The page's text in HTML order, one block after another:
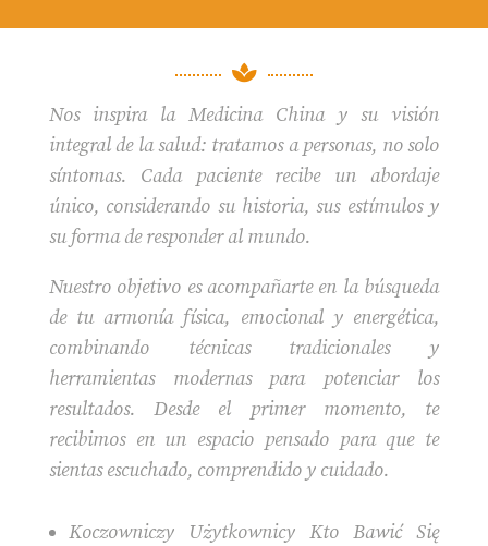

Nos inspira la Medicina China y su visión
integral de la salud: tratamos a personas, no solo
síntomas. Cada paciente recibe un abordaje
único, considerando su historia, sus estímulos y
su forma de responder al mundo.
Nuestro objetivo es acompañarte en la búsqueda
de tu armonía física, emocional y energética,
combinando técnicas tradicionales y
herramientas modernas para potenciar los
resultados. Desde el primer momento, te
recibimos en un espacio pensado para que te
sientas escuchado, comprendido y cuidado.
Koczowniczy Użytkownicy Kto Bawić Się